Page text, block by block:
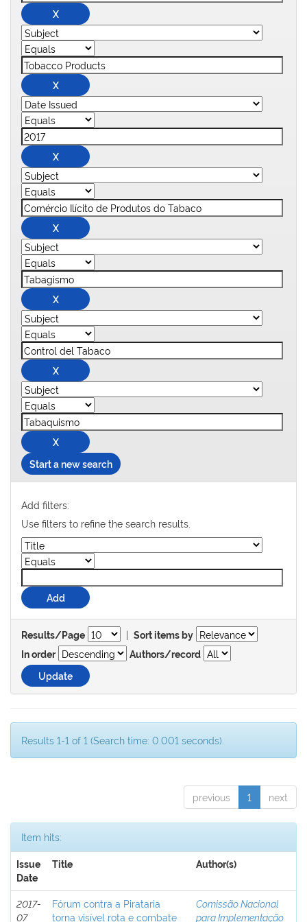
Start a new search
Add filters:
Use filters to refine the search results.
Results/Page | Sort items by
In order
Authors/record
Results 1-1 of 1 (Search time: 0.001 seconds).
previous 1 next
Item hits:
Issue
Date
Title Author(s)
2017-
07
Fórum contra a Pirataria
torna visível rota e combate
Comissão Nacional
para Implementação